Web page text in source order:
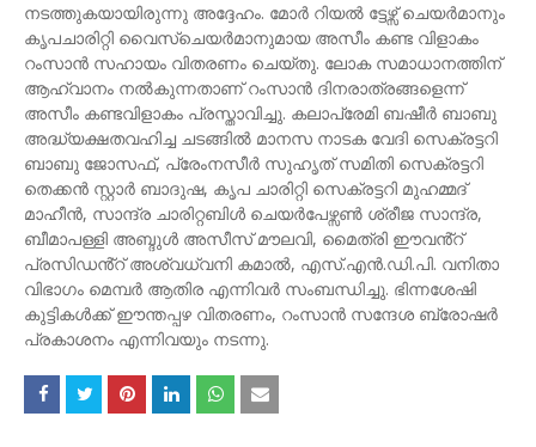
നടത്തുകയായിരുന്നു അദ്ദേഹം. മോർ റിയൽ ട്ടേഴ്സ് ചെയർമാനും
കൃപചാരിറ്റി വൈസ്ചെയർമാനുമായ അസീം കണ്ട വിളാകം
റംസാൻ സഹായം വിതരണം ചെയ്തു. ലോക സമാധാനത്തിന്
ആഹ്വാനം നൽകുന്നതാണ് റംസാൻ ദിനരാത്രങ്ങളെന്ന്
അസീം കണ്ടവിളാകം പ്രസ്താവിച്ചു. കലാപ്രേമി ബഷീർ ബാബു
അദ്ധ്യക്ഷതവഹിച്ച ചടങ്ങിൽ മാനസ നാടക വേദി സെക്രട്ടറി
ബാബു ജോസഫ്, പ്രേംനസീർ സുഹൃത് സമിതി സെക്രട്ടറി
തെക്കൻ സ്റ്റാർ ബാദുഷ, കൃപ ചാരിറ്റി സെക്രട്ടറി മുഹമ്മദ്
മാഹീൻ, സാന്ദ്ര ചാരിറ്റബിൾ ചെയർപേഴ്സൺ ശ്രീജ സാന്ദ്ര,
ബീമാപള്ളി അബ്ദുൾ അസീസ് മൗലവി, മൈത്രി ഈവൻ്റ്
പ്രസിഡൻ്റ് അശ്വധ്വനി കമാൽ, എസ്.എൻ.ഡി.പി. വനിതാ
വിഭാഗം മെമ്പർ ആതിര എന്നിവർ സംബന്ധിച്ചു. ഭിന്നശേഷി
കുട്ടികൾക്ക് ഈന്തപ്പഴ വിതരണം, റംസാൻ സന്ദേശ ബ്രോഷർ
പ്രകാശനം എന്നിവയും നടന്നു.